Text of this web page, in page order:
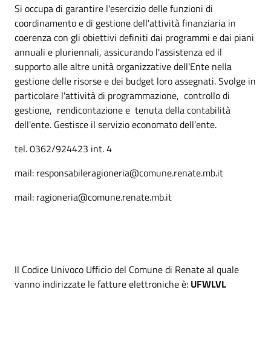
Si occupa di garantire l'esercizio delle funzioni di
coordinamento e di gestione dell'attività finanziaria in
coerenza con gli obiettivi definiti dai programmi e dai piani
annuali e pluriennali, assicurando l'assistenza ed il
supporto alle altre unità organizzative dell'Ente nella
gestione delle risorse e dei budget loro assegnati. Svolge in
particolare l'attività di programmazione, controllo di
gestione, rendicontazione e tenuta della contabilità
dell'ente. Gestisce il servizio economato dell’ente.
tel. 0362/924423 int. 4
mail: responsabileragioneria@comune.renate.mb.it
mail: ragioneria@comune.renate.mb.it
Il Codice Univoco Ufficio del Comune di Renate al quale
vanno indirizzate le fatture elettroniche è: UFWLVL